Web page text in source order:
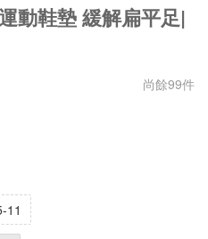
動鞋墊 緩解扁平足|
尚餘99件
11